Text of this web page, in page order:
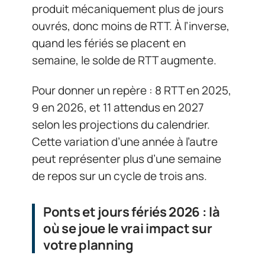
produit mécaniquement plus de jours
ouvrés, donc moins de RTT. À l’inverse,
quand les fériés se placent en
semaine, le solde de RTT augmente.
Pour donner un repère : 8 RTT en 2025,
9 en 2026, et 11 attendus en 2027
selon les projections du calendrier.
Cette variation d’une année à l’autre
peut représenter plus d’une semaine
de repos sur un cycle de trois ans.
Ponts et jours fériés 2026 : là
où se joue le vrai impact sur
votre planning